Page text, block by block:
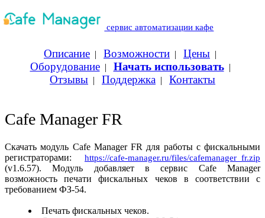
сервис автоматизации кафе
Описание | Возможности | Цены |
Оборудование| Начать использовать|
Отзывы | Поддержка | Контакты
Cafe Manager FR
Скачать модуль Cafe Manager FR для работы с фискальными
регистраторами: https://cafe-manager.ru/files/cafemanager_fr.zip
(v1.6.57). Модуль добавляет в сервис Cafe Manager
возможность печати фискальных чеков в соответствии с
требованием ФЗ-54.
Печать фискальных чеков.